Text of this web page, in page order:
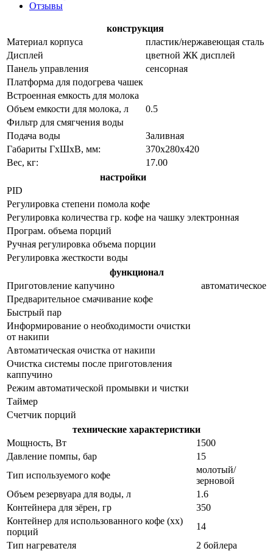
Отзывы
конструкция
Материал корпуса
пластик/нержавеющая сталь
Дисплей
цветной ЖК дисплей
Панель управления
сенсорная
Платформа для подогрева чашек
Встроенная емкость для молока
Объем емкости для молока, л
0.5
Фильтр для смягчения воды
Подача воды
Заливная
Габариты ГхШхВ, мм:
370х280х420
Вес, кг:
17.00
настройки
PID
Регулировка степени помола кофе
Регулировка количества гр. кофе на чашку электронная
Програм. объема порций
Ручная регулировка объема порции
Регулировка жесткости воды
функционал
Приготовление капучино
автоматическое
Предварительное смачивание кофе
Быстрый пар
Информирование о необходимости очистки
от накипи
Автоматическая очистка от накипи
Очистка системы после приготовления
каппучино
Режим автоматической промывки и чистки
Таймер
Счетчик порций
технические характеристики
Мощность, Вт
1500
Давление помпы, бар
15
Тип используемого кофе
молотый/
зерновой
Объем резервуара для воды, л
1.6
Контейнера для зёрен, гр
350
Контейнер для использованного кофе (хх)
порций
14
Тип нагревателя
2 бойлера